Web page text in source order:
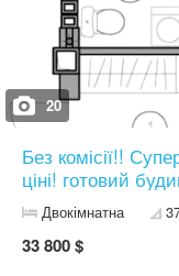
20
Без комісії!!
ціні! готовий
Двокімнатна
33 800 $